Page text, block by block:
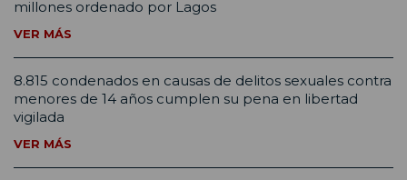
millones ordenado por Lagos
VER MÁS
8.815 condenados en causas de delitos sexuales contra
menores de 14 años cumplen su pena en libertad
vigilada
VER MÁS